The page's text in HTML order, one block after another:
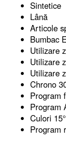
Sintetice
Lână
Articole
Bumbac
Utilizare
Utilizare
Utilizare
Chrono
Program
Program
Culori 15°
Program